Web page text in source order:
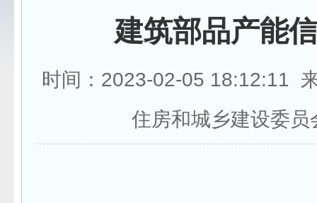
建筑部品产能
时间：2023-02-05 18:12:11
住房和城乡建设委员